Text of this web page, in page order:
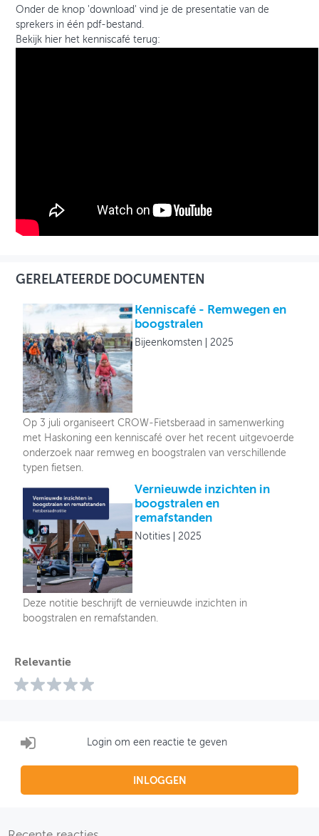
Onder de knop 'download' vind je de presentatie van de
sprekers in één pdf-bestand.
Bekijk hier het kenniscafé terug:
GERELATEERDE DOCUMENTEN
Kenniscafé - Remwegen en
boogstralen
Bijeenkomsten 2025
Op 3 juli organiseert CROW-Fietsberaad in samenwerking
met Haskoning een kenniscafé over het recent uitgevoerde
onderzoek naar remweg en boogstralen van verschillende
typen fietsen.
Vernieuwde inzichten in
boogstralen en
remafstanden
Notities 2025
Deze notitie beschrijft de vernieuwde inzichten in
boogstralen en remafstanden.
Relevantie
Login om een reactie te geven
INLOGGEN